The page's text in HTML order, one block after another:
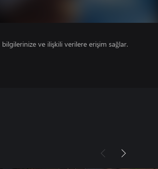
bilgilerinize ve ilişkili verilere erişim sağlar.